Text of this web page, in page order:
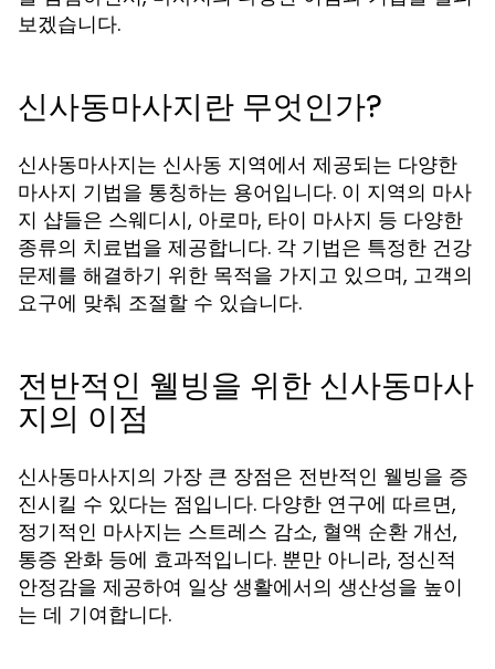
보겠습니다.
신사동마사지란 무엇인가?
신사동마사지는 신사동 지역에서 제공되는 다양한
마사지 기법을 통칭하는 용어입니다. 이 지역의 마사
지 샵들은 스웨디시, 아로마, 타이 마사지 등 다양한
종류의 치료법을 제공합니다. 각 기법은 특정한 건강
문제를 해결하기 위한 목적을 가지고 있으며, 고객의
요구에 맞춰 조절할 수 있습니다.
전반적인 웰빙을 위한 신사동마사
지의 이점
신사동마사지의 가장 큰 장점은 전반적인 웰빙을 증
진시킬 수 있다는 점입니다. 다양한 연구에 따르면,
정기적인 마사지는 스트레스 감소, 혈액 순환 개선,
통증 완화 등에 효과적입니다. 뿐만 아니라, 정신적
안정감을 제공하여 일상 생활에서의 생산성을 높이
는 데 기여합니다.